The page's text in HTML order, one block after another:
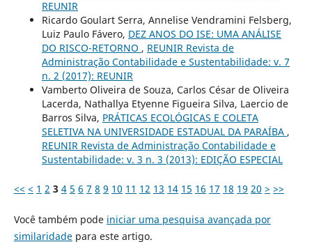
REUNIR
Ricardo Goulart Serra, Annelise Vendramini Felsberg,
Luiz Paulo Fávero, DEZ ANOS DO ISE: UMA ANÁLISE
DO RISCO-RETORNO , REUNIR Revista de
Administração Contabilidade e Sustentabilidade: v. 7
n. 2 (2017): REUNIR
Vamberto Oliveira de Souza, Carlos César de Oliveira
Lacerda, Nathallya Etyenne Figueira Silva, Laercio de
Barros Silva, PRÁTICAS ECOLÓGICAS E COLETA
SELETIVA NA UNIVERSIDADE ESTADUAL DA PARAÍBA ,
REUNIR Revista de Administração Contabilidade e
Sustentabilidade: v. 3 n. 3 (2013): EDIÇÃO ESPECIAL
<< < 1 2 3 4 5 6 7 8 9 10 11 12 13 14 15 16 17 18 19 20 > >>
Você também pode iniciar uma pesquisa avançada por
similaridadepara este artigo.